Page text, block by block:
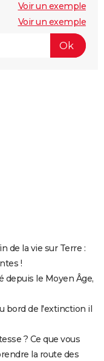
Voir un exemple
Voir un exemple
de la vie sur Terre :
!
depuis le Moyen Âge,
bord de l'extinction il
? Ce que vous
la route des